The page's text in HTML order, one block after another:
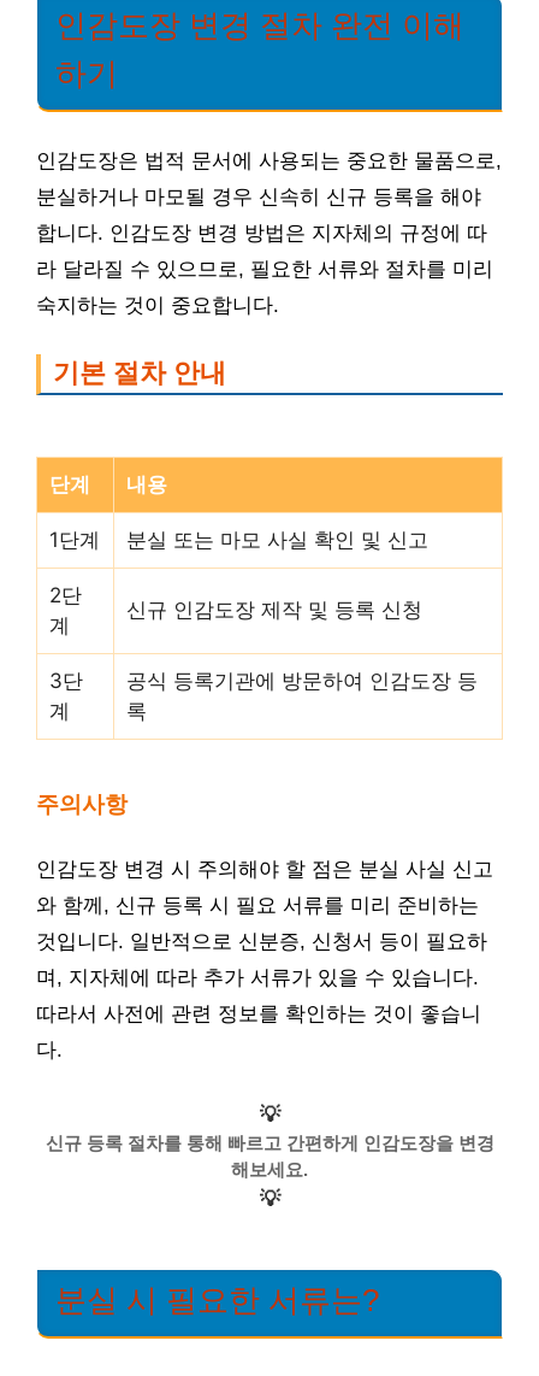
인감도장 변경 절차 완전 이해
하기
인감도장은 법적 문서에 사용되는 중요한 물품으로,
분실하거나 마모될 경우 신속히 신규 등록을 해야
합니다. 인감도장 변경 방법은 지자체의 규정에 따
라 달라질 수 있으므로, 필요한 서류와 절차를 미리
숙지하는 것이 중요합니다.
기본 절차 안내
단계 내용
1단계 분실 또는 마모 사실 확인 및 신고
2단
계
신규 인감도장 제작 및 등록 신청
3단
계
공식 등록기관에 방문하여 인감도장 등
록
주의사항
인감도장 변경 시 주의해야 할 점은 분실 사실 신고
와 함께, 신규 등록 시 필요 서류를 미리 준비하는
것입니다. 일반적으로 신분증, 신청서 등이 필요하
며, 지자체에 따라 추가 서류가 있을 수 있습니다.
따라서 사전에 관련 정보를 확인하는 것이 좋습니
다.
💡
신규 등록 절차를 통해 빠르고 간편하게 인감도장을 변경
해보세요.
💡
분실 시 필요한 서류는?